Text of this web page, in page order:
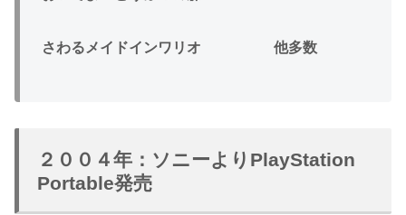
さわるメイドインワリオ 他多数
２００４年：ソニーよりPlayStation
Portable発売